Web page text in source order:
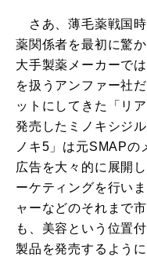
さあ、薄毛薬戦国時
薬関係者を最初に驚
大手製薬メーカーで
を扱うアンファー社
ットにしてきた「リ
発売したミノキシジ
ノキ5」は元SMAPの
広告を大々的に展開
ーケティングを行い
ャーなどのそれまで
も、美容という位置
製品を発売するように